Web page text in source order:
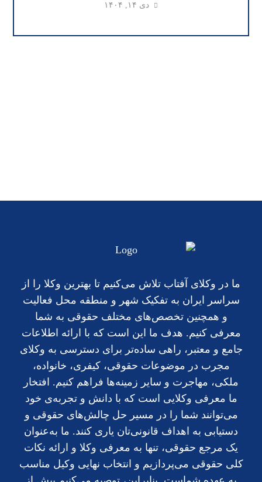
دی ۱۴, ۱۴۰۴
ما در وکلای آفتاب تلاش می‌کنیم تا بهترین وکلا را از
سراسر ایران به تفکیک شهر و منطقه محل فعالیت
و همچنین تخصص‌های مختلف حقوقی به شما
معرفی کنیم. هدف ما این است که با ارائه اطلاعات
جامع و معتبر، راهی ساده‌تر برای دسترسی به وکلای
مجرب در موضوعات حقوقی، کیفری، خانواده،
ملکی، مهاجرت و سایر زمینه‌ها فراهم کنیم. افتخار
ما معرفی وکلایی است که با دانش و تجربه‌ی خود
می‌توانند شما را در مسیر حل چالش‌های حقوقی و
دستیابی به اهداف قانونی‌تان یاری کنند. ما به‌عنوان
یک مرجع حقوقی، تنها به معرفی وکلا و ارائه نکات
کلی حقوقی می‌پردازیم و انتخاب نهایی وکیل مناسب